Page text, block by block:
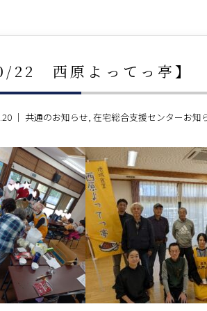
22 西原よってっ亭】
｜ 共通のお知らせ 在宅総合支援センターお知